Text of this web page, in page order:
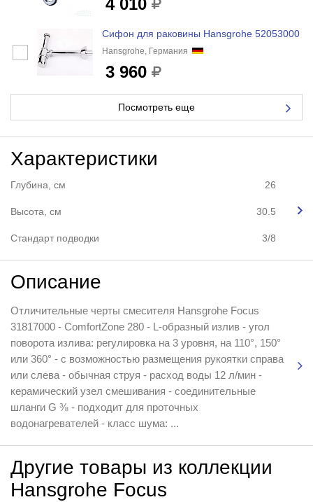
4 010
Сифон для раковины Hansgrohe 52053000
Hansgrohe, Германия
3 960
Посмотреть еще
Характеристики
Глубина, см 26
Высота, см 30.5
Стандарт подводки 3/8
Описание
Отличительные черты смесителя Hansgrohe Focus
31817000 - ComfortZone 280 - L-образный излив - угол
поворота излива: регулировка на 3 уровня, на 110°, 150°
или 360° - с возможностью размещения рукоятки справа
или слева - обычная струя - расход воды 12 л/мин -
керамический узел смешивания - соединительные
шланги G ⅜ - подходит для проточных
водонагревателей - класс шума: ...
Другие товары из коллекции
Hansgrohe Focus